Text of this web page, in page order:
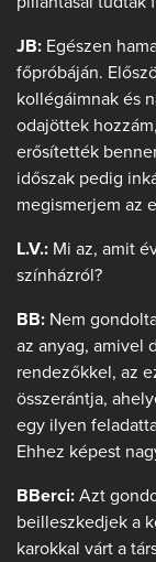
JB: Egészen
főpróbáján.
kollégáimnak és
odajöttek
erősítették
időszak pedig
megismerjem az
L.V.: Mi az, amit
színházról?
BB: Nem
az anyag, amivel
rendezőkkel, az
összerántja,
egy ilyen
Ehhez képest
BBerci: Azt
beilleszkedjek a
karokkal várt a